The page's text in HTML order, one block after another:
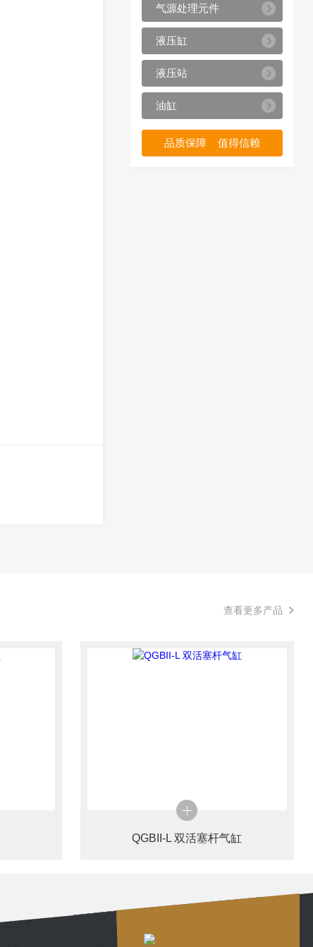
气源处理元件
液压缸
液压站
油缸
品质保障 值得信赖
查看更多产品
QGBII-L 双活塞杆气缸